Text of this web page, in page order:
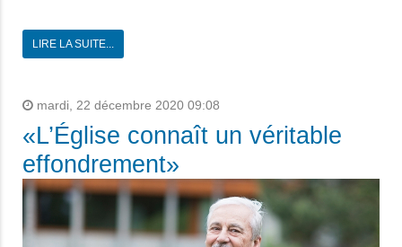
LIRE LA SUITE...
mardi, 22 décembre 2020 09:08
«L’Église connaît un véritable
effondrement»